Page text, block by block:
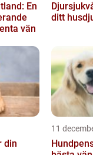
En
vän
ditt
din
11